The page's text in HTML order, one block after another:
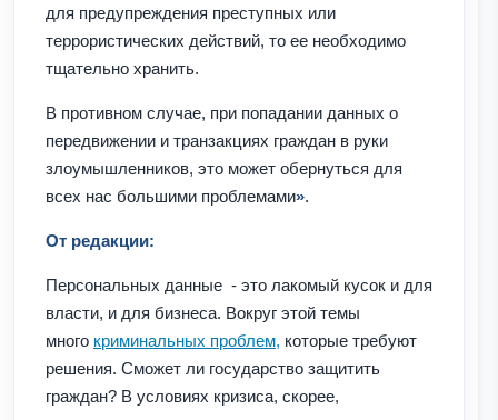
для предупреждения преступных или
террористических действий, то ее необходимо
тщательно хранить.
В противном случае, при попадании данных о
передвижении и транзакциях граждан в руки
злоумышленников, это может обернуться для
всех нас большими проблемами».
От редакции:
Персональных данные - это лакомый кусок и для
власти, и для бизнеса. Вокруг этой темы
много криминальных проблем, которые требуют
решения. Сможет ли государство защитить
граждан? В условиях кризиса, скорее,